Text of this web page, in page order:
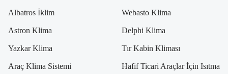
Albatros İklim Webasto Klima
Astron Klima Delphi Klima
Yazkar Klima Tır Kabin Kliması
Araç Klima Sistemi
Hafif Ticari Araçlar İçin Isıtma